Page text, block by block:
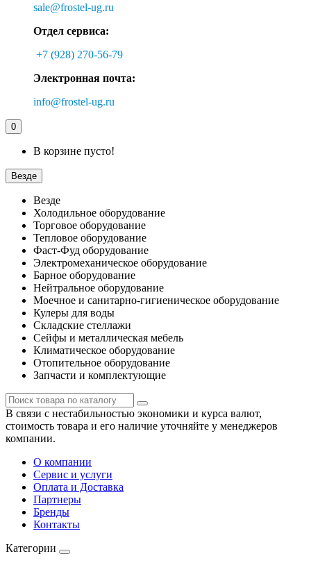
sale@frostel-ug.ru
Отдел сервиса:
+7 (928) 270-56-79
Электронная почта:
info@frostel-ug.ru
0
В корзине пусто!
Везде
Везде
Холодильное оборудование
Торговое оборудование
Тепловое оборудование
Фаст-Фуд оборудование
Электромеханическое оборудование
Барное оборудование
Нейтральное оборудование
Моечное и санитарно-гигиеническое оборудование
Кулеры для воды
Складские стеллажи
Сейфы и металлическая мебель
Климатическое оборудование
Отопительное оборудование
Запчасти и комплектующие
В связи с нестабильностью экономики и курса валют,
стоимость товара и его наличие уточняйте у менеджеров
компании.
О компании
Сервис и услуги
Оплата и Доставка
Партнеры
Бренды
Контакты
Категории